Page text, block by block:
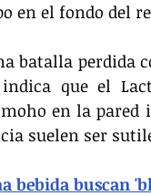
en el fondo del
batalla perdida
que el
en la
suelen ser
bebida buscan